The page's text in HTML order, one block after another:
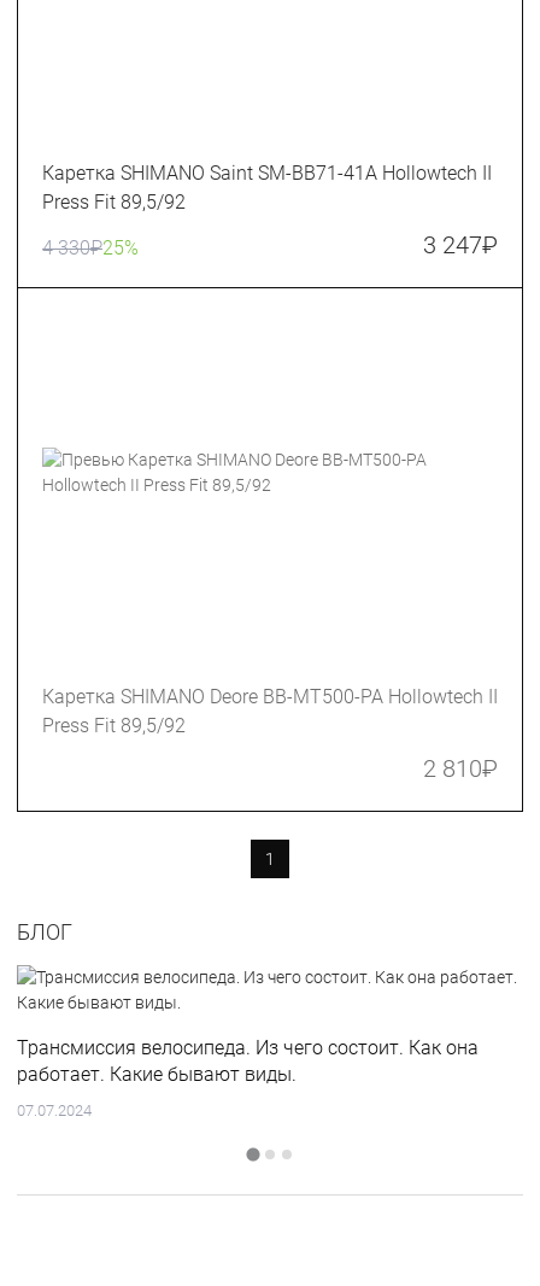
Каретка SHIMANO Saint SM-BB71-41A Hollowtech II
Press Fit 89,5/92
4 330₽25% 3 247₽
Каретка SHIMANO Deore BB-MT500-PA Hollowtech II
Press Fit 89,5/92
2 810₽
1
БЛОГ
Трансмиссия велосипеда. Из чего состоит. Как она
работает. Какие бывают виды.
07.07.2024